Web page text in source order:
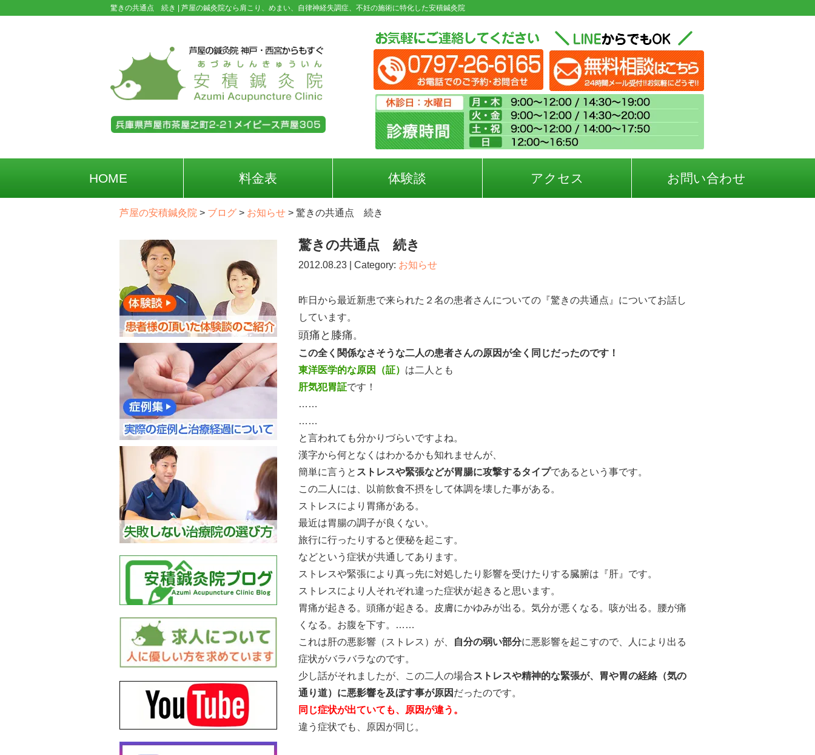
驚きの共通点 続き | 芦屋の鍼灸院なら肩こり、めまい、自律神経失調症、不妊の施術に特化した安積鍼灸院
HOME 料金表 体験談 アクセス お問い合わせ
芦屋の安積鍼灸院 > ブログ > お知らせ > 驚きの共通点 続き
驚きの共通点 続き
2012.08.23 | Category: お知らせ
昨日から最近新患で来られた２名の患者さんについての『驚きの共通点』についてお話し
しています。
頭痛と膝痛。
この全く関係なさそうな二人の患者さんの原因が全く同じだったのです！
東洋医学的な原因（証） は二人とも
肝気犯胃証です！
……
……
と言われても分かりづらいですよね。
漢字から何となくはわかるかも知れませんが、
簡単に言うと ストレスや緊張などが胃腸に攻撃するタイプであるという事です。
この二人には、以前飲食不摂をして体調を壊した事がある。
ストレスにより胃痛がある。
最近は胃腸の調子が良くない。
旅行に行ったりすると便秘を起こす。
などという症状が共通してあります。
ストレスや緊張により真っ先に対処したり影響を受けたりする臓腑は『肝』です。
ストレスにより人それぞれ違った症状が起きると思います。
胃痛が起きる。頭痛が起きる。皮膚にかゆみが出る。気分が悪くなる。咳が出る。腰が痛
くなる。お腹を下す。……
これは肝の悪影響（ストレス）が、
自分の弱い部分に悪影響を起こすので、人により出る
症状がバラバラなのです。
少し話がそれましたが、この二人の場合ストレスや精神的な緊張が、胃や胃の経絡（気の
通り道）に悪影響を及ぼす事が原因 だったのです。
同じ症状が出ていても、原因が違う。
違う症状でも、原因が同じ。